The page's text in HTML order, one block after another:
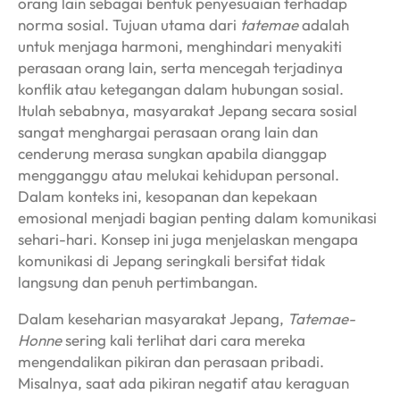
norma sosial. Tujuan utama dari tatemaeadalah
untuk menjaga harmoni, menghindari menyakiti
perasaan orang lain, serta mencegah terjadinya
konflik atau ketegangan dalam hubungan sosial.
Itulah sebabnya, masyarakat Jepang secara sosial
sangat menghargai perasaan orang lain dan
cenderung merasa sungkan apabila dianggap
mengganggu atau melukai kehidupan personal.
Dalam konteks ini, kesopanan dan kepekaan
emosional menjadi bagian penting dalam komunikasi
sehari-hari. Konsep ini juga menjelaskan mengapa
komunikasi di Jepang seringkali bersifat tidak
langsung dan penuh pertimbangan.
Dalam keseharian masyarakat Jepang, Tatemae-
Honnesering kali terlihat dari cara mereka
mengendalikan pikiran dan perasaan pribadi.
Misalnya, saat ada pikiran negatif atau keraguan